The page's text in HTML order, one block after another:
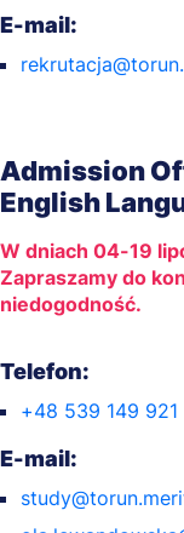
E-mail:
Admission
English
W dniach 04-19
Zapraszamy do
niedogodność.
Telefon:
+48 539 149 921
E-mail: